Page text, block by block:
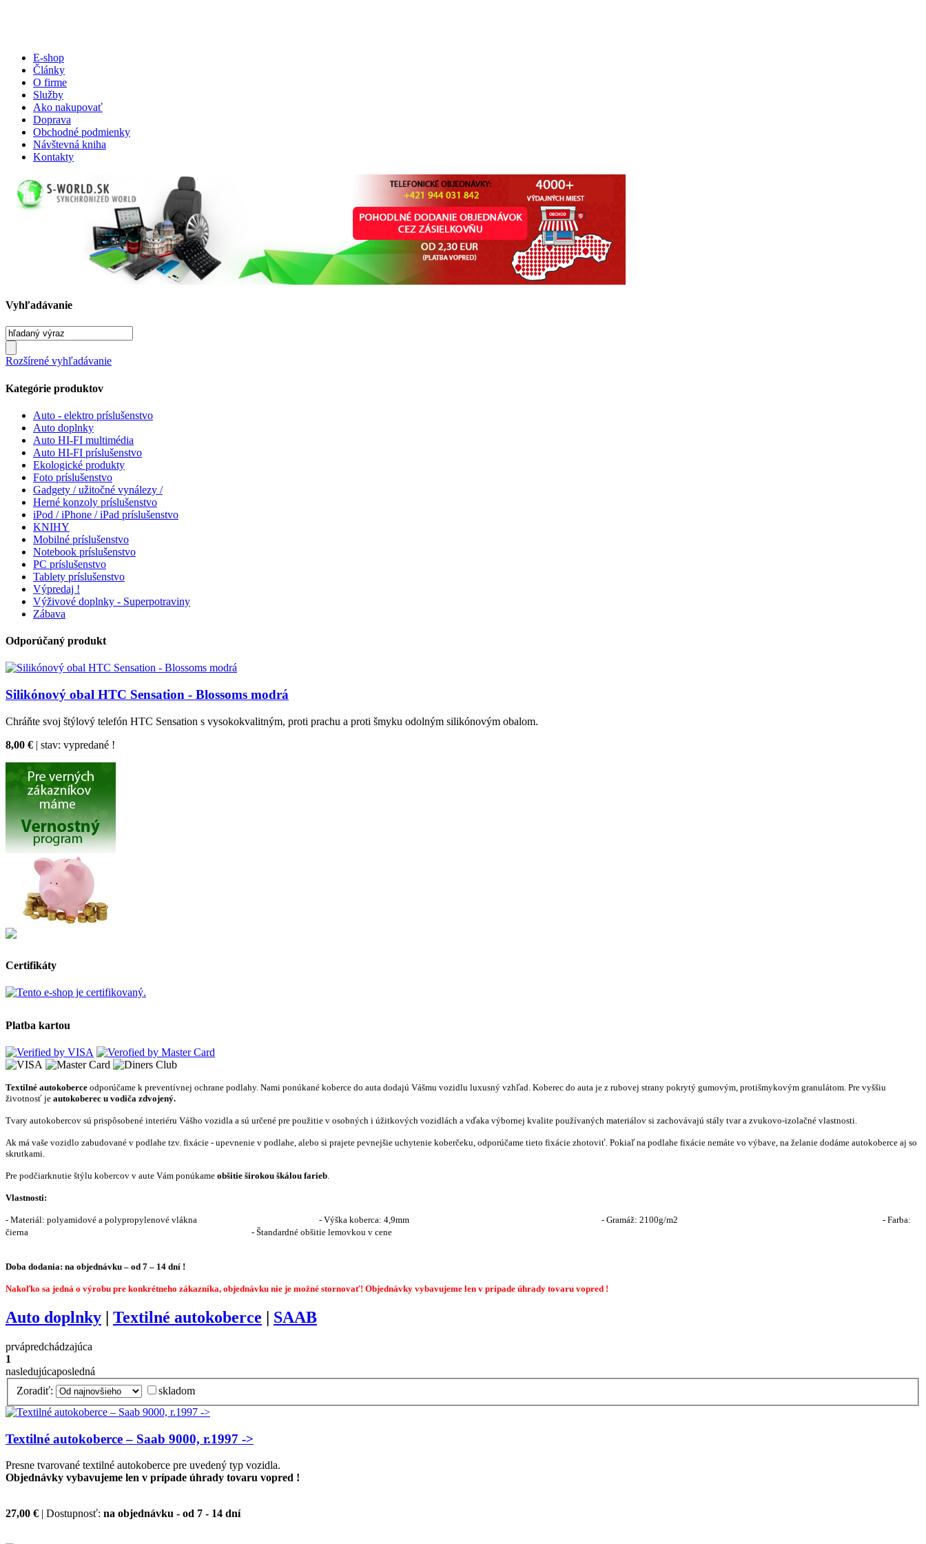
E-shop
Články
O firme
Služby
Ako nakupovať
Doprava
Obchodné podmienky
Návštevná kniha
Kontakty
Vyhľadávanie
Rozšírené vyhľadávanie
Kategórie produktov
Auto - elektro príslušenstvo
Auto doplnky
Auto HI-FI multimédia
Auto HI-FI príslušenstvo
Ekologické produkty
Foto príslušenstvo
Gadgety / užitočné vynálezy /
Herné konzoly príslušenstvo
iPod / iPhone / iPad príslušenstvo
KNIHY
Mobilné príslušenstvo
Notebook príslušenstvo
PC príslušenstvo
Tablety príslušenstvo
Výpredaj !
Výživové doplnky - Superpotraviny
Zábava
Odporúčaný produkt
Silikónový obal HTC Sensation - Blossoms modrá
Chráňte svoj štýlový telefón HTC Sensation s vysokokvalitným, proti prachu a proti šmyku odolným silikónovým obalom.
8,00 € | stav: vypredané !
Certifikáty
Platba kartou
Textilné autokoberce odporúčame k preventívnej ochrane podlahy. Nami ponúkané koberce do auta dodajú Vášmu vozidlu luxusný vzhľad. Koberec do auta je z rubovej strany pokrytý gumovým, protišmykovým granulátom. Pre vyššiu
životnosť je autokoberec u vodiča zdvojený.
Tvary autokobercov sú prispôsobené interiéru Vášho vozidla a sú určené pre použitie v osobných i úžitkových vozidlách a vďaka výbornej kvalite používaných materiálov si zachovávajú stály tvar a zvukovo-izolačné vlastnosti.
Ak má vaše vozidlo zabudované v podlahe tzv. fixácie - upevnenie v podlahe, alebo si prajete pevnejšie uchytenie koberčeku, odporúčame tieto fixácie zhotoviť. Pokiaľ na podlahe fixácie nemáte vo výbave, na želanie dodáme autokoberce aj so
skrutkami.
Pre podčiarknutie štýlu kobercov v aute Vám ponúkame obšitie širokou škálou farieb.
Vlastnosti:
- Materiál: polyamidové a polypropylenové vlákna - Výška koberca: 4,9mm - Gramáž: 2100g/m2 - Farba:
čierna - Štandardné obšitie lemovkou v cene
Doba dodania: na objednávku – od 7 – 14 dní !
Nakoľko sa jedná o výrobu pre konkrétneho zákazníka, objednávku nie je možné stornovať! Objednávky vybavujeme len v prípade úhrady tovaru vopred !
Auto doplnky Textilné autokoberce SAAB
prvápredchádzajúca
1
nasledujúcaposledná
Zoradiť:
skladom
Textilné autokoberce – Saab 9000, r.1997 ->
Presne tvarované textilné autokoberce pre uvedený typ vozidla.
Objednávky vybavujeme len v prípade úhrady tovaru vopred !
27,00 € | Dostupnosť: na objednávku - od 7 - 14 dní